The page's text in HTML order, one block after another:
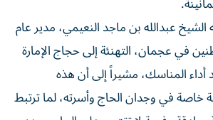
عبدالله بن ماجد النعيمي، مدير عام
في عجمان، التهنئة إلى حجاج الإمارة
المناسك، مشيراً إلى أن هذه
خاصة في وجدان الحاج وأسرته، لما ترتبط